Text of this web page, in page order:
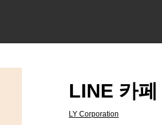
LINE 카페
LY Corporation